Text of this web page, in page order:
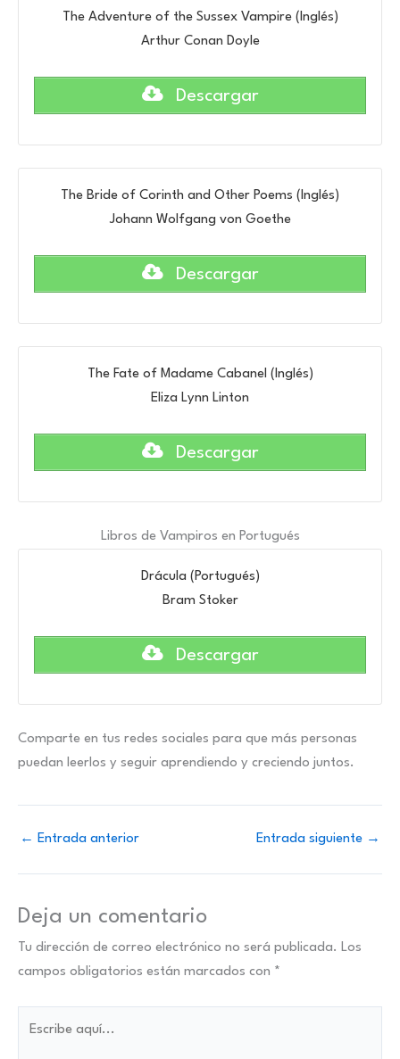
The Adventure of the Sussex Vampire (Inglés)
Arthur Conan Doyle
Descargar
The Bride of Corinth and Other Poems (Inglés)
Johann Wolfgang von Goethe
Descargar
The Fate of Madame Cabanel (Inglés)
Eliza Lynn Linton
Descargar
Libros de Vampiros en Portugués
Drácula (Portugués)
Bram Stoker
Descargar
Comparte en tus redes sociales para que más personas
puedan leerlos y seguir aprendiendo y creciendo juntos.
← Entrada anterior Entrada siguiente →
Deja un comentario
Tu dirección de correo electrónico no será publicada. Los
campos obligatorios están marcados con *